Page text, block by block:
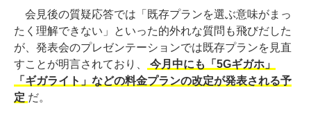
会見後の質疑応答では「既存プランを選ぶ意味がまっ
たく理解できない」といった的外れな質問も飛びだした
が、発表会のプレゼンテーションでは既存プランを見直
すことが明言されており、
今月中にも「5Gギガホ」
「ギガライト」などの料金プランの改定が発表される予
定 だ。